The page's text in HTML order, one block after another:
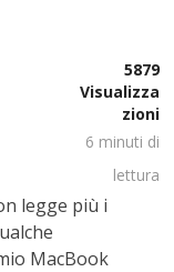
5879
Visualizza
zioni
6 minuti di
lettura
legge più i
MacBook